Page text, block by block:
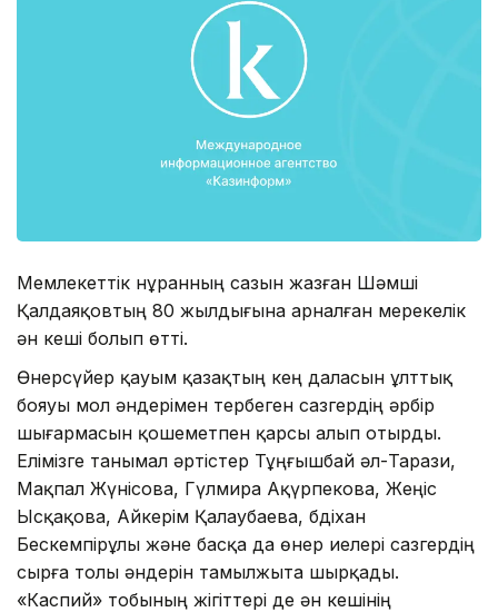
Мемлекеттік Әнұранның сазын жазған Шәмші
Қалдаяқовтың 80 жылдығына арналған мерекелік
ән кеші болып өтті.
Өнерсүйер қауым қазақтың кең даласын ұлттық
бояуы мол әндерімен тербеген сазгердің әрбір
шығармасын қошеметпен қарсы алып отырды.
Елімізге танымал әртістер Тұңғышбай әл-Тарази,
Мақпал Жүнiсова, Гүлмира Ақүрпекова, Жеңіс
Ысқақова, Айкерім Қалаубаева, Әбдіхан
Бескемпірұлы және басқа да өнер иелері сазгердің
сырға толы әндерін тамылжыта шырқады.
«Каспий» тобының жігіттері де ән кешінің